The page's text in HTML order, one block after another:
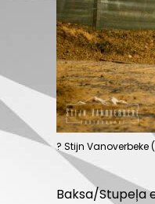
? Stijn Vanoverbeke
Baksa/Stupeļa